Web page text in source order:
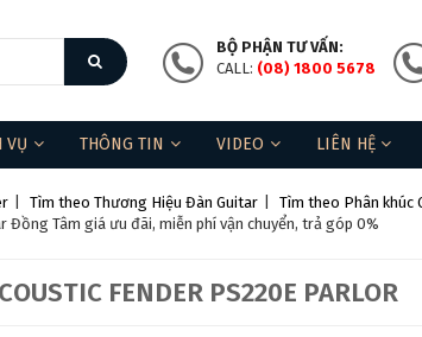
BỘ PHẬN TƯ VẤN:
CALL: (08) 1800 5678
VỤ THÔNG TIN VIDEO LIÊN HỆ
Tìm theo Thương Hiệu Đàn Guitar Tìm theo Phân khúc
Tâm giá ưu đãi, miễn phí vận chuyển, trả góp 0%
FENDER PS220E PARLOR